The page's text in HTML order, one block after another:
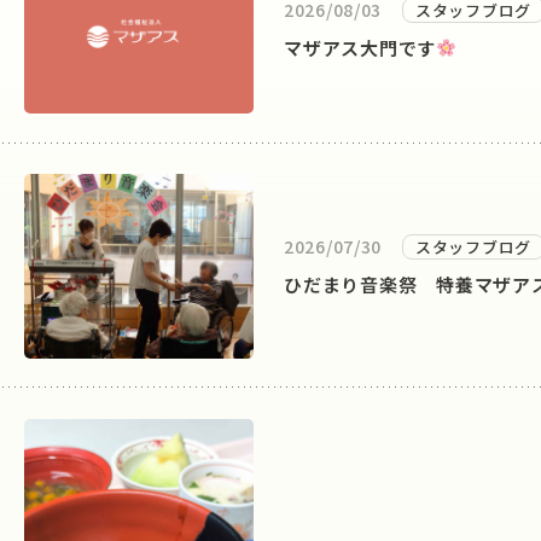
2026/08/03 スタッフブログ
マザアス大門です
2026/07/30 スタッフブログ
ひだまり音楽祭 特養マザア